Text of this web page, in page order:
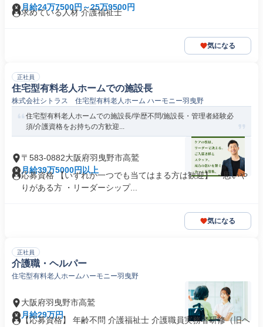
月給24万7500円～25万9500円
求めている人材 介護福祉士
気になる
正社員
住宅型有料老人ホームでの施設長
株式会社シトラス 住宅型有料老人ホーム ハーモニー羽曳野
住宅型有料老人ホームでの施設長/学歴不問/施設長・管理者経験必
須/介護資格をお持ちの方歓迎...
〒583-0882大阪府羽曳野市高鷲
月給39万5000円以上
応募資格 【いずれか一つでも当てはまる方は歓迎】 ・思いや
りがある方 ・リーダーシップ...
気になる
正社員
介護職・ヘルパー
住宅型有料老人ホームハーモニー羽曳野
大阪府羽曳野市高鷲
月給29万円
【応募資格】 年齢不問 介護福祉士 介護職員実務者研修（旧ヘ